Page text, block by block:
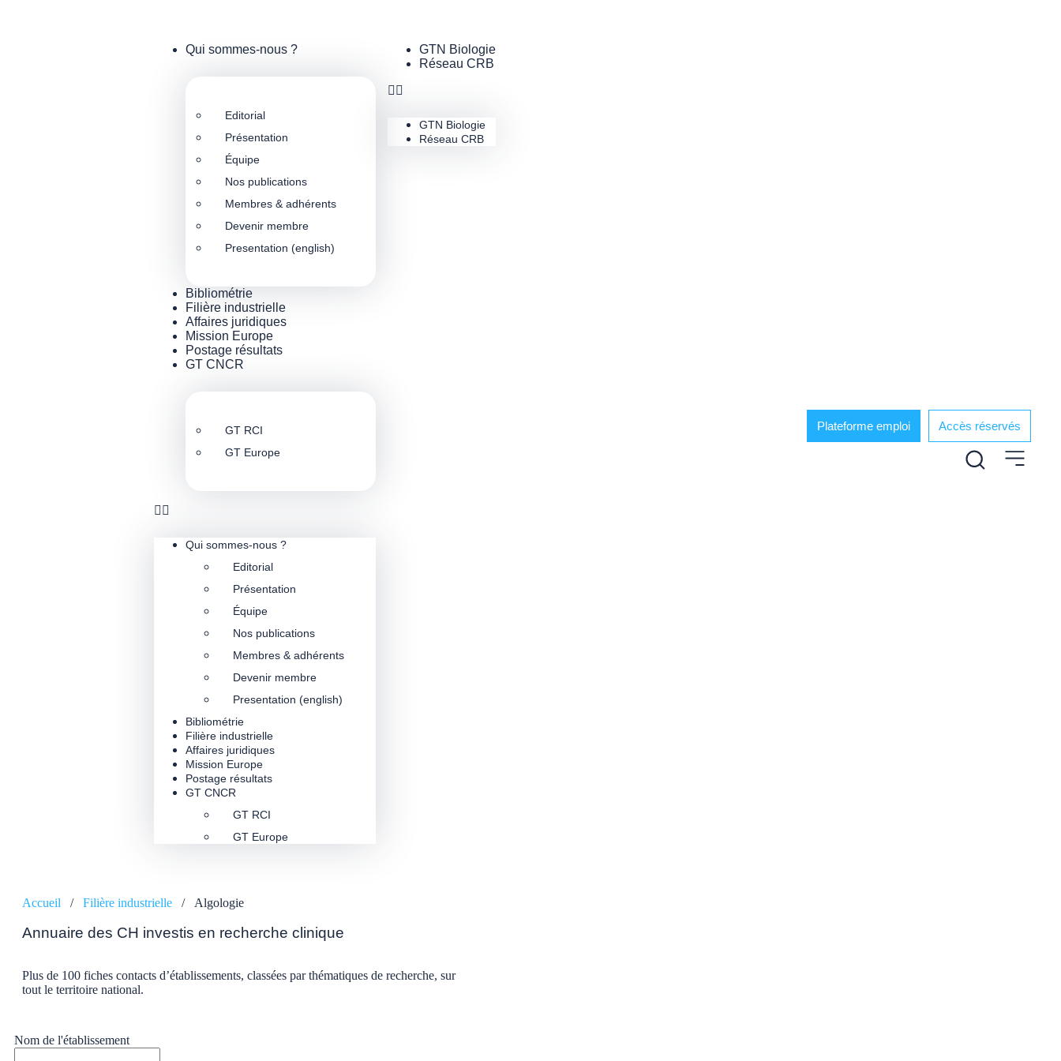
Qui sommes-nous ?
Editorial
Présentation
Équipe
Nos publications
Membres & adhérents
Devenir membre
Presentation (english)
Bibliométrie
Filière industrielle
Affaires juridiques
Mission Europe
Postage résultats
GT CNCR
GT RCI
GT Europe
Qui sommes-nous ?
Editorial
Présentation
Équipe
Nos publications
Membres & adhérents
Devenir membre
Presentation (english)
Bibliométrie
Filière industrielle
Affaires juridiques
Mission Europe
Postage résultats
GT CNCR
GT RCI
GT Europe
GTN Biologie
Réseau CRB
GTN Biologie
Réseau CRB
Plateforme emploi Accès réservés
Accueil / Filière industrielle / Algologie
Annuaire des CH investis en recherche clinique
Plus de 100 fiches contacts d’établissements, classées par thématiques de recherche, sur
tout le territoire national.
Nom de l'établissement